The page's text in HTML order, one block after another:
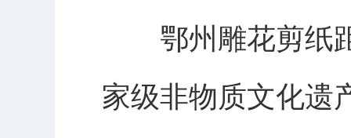
鄂州雕花剪纸距
家级非物质文化遗